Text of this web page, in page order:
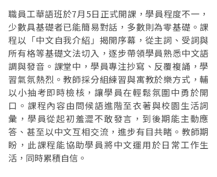
職員工華語班於7月5日正式開課，學員程度不一，
少數具基礎者已能簡易對話，多數則為零基礎。課
程以「中文自我介紹」揭開序幕，從主詞、受詞與
所有格等基礎文法切入，逐步帶領學員熟悉中文語
調與發音。課堂中，學員專注抄寫、反覆複誦，學
習氣氛熱烈。教師採分組練習與寓教於樂方式，輔
以小抽考即時檢核，讓學員在輕鬆氛圍中勇於開
口。課程內容由問候語進階至衣著與校園生活詞
彙，學員從起初羞澀不敢發言，到後期能主動應
答、甚至以中文互相交流，進步有目共睹。教師期
盼，此課程能協助學員將中文運用於日常工作生
活，同時累積自信。